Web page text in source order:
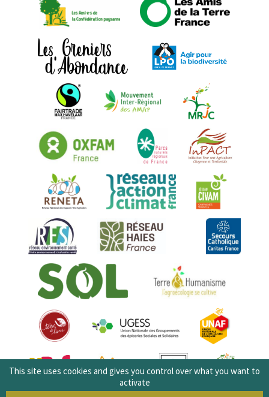
This site uses cookies and gives you control over what you want to
activate